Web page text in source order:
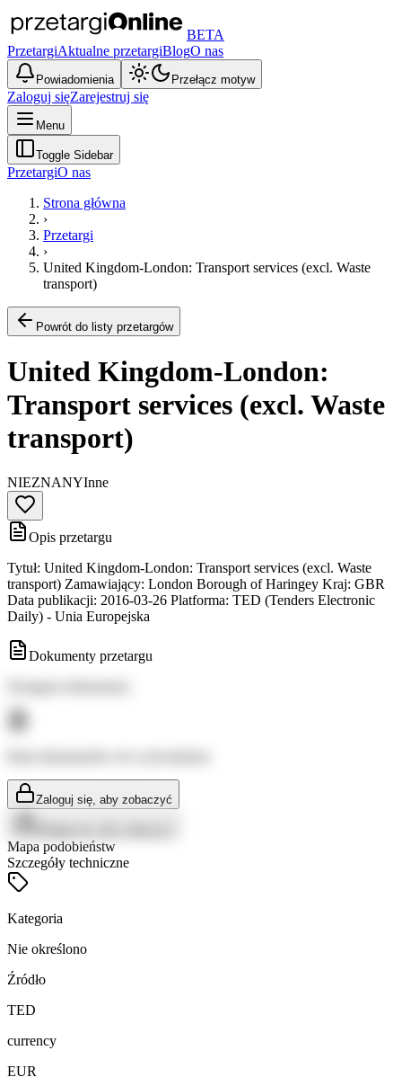
BETA
PrzetargiAktualne przetargiBlogO nas
Powiadomienia Przełącz motyw
Zaloguj sięZarejestruj się
Menu
Toggle Sidebar
PrzetargiO nas
Strona główna
›
Przetargi
›
United Kingdom-London: Transport services (excl. Waste
transport)
Powrót do listy przetargów
United Kingdom-London:
Transport services (excl. Waste
transport)
NIEZNANYInne
Opis przetargu
Tytuł: United Kingdom-London: Transport services (excl. Waste
transport) Zamawiający: London Borough of Haringey Kraj: GBR
Data publikacji: 2016-03-26 Platforma: TED (Tenders Electronic
Daily) - Unia Europejska
Dokumenty przetargu
Zaloguj się, aby zobaczyć
Mapa podobieństw
Szczegóły techniczne
Kategoria
Nie określono
Źródło
TED
currency
EUR